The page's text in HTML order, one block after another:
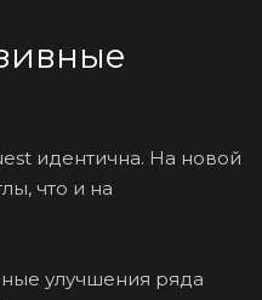
идентична. На новой
что и на
улучшения ряда